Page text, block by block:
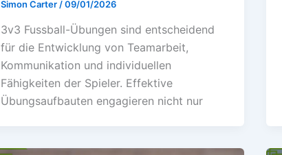
Simon Carter /09/01/2026
3v3 Fussball-Übungen sind entscheidend
für die Entwicklung von Teamarbeit,
Kommunikation und individuellen
Fähigkeiten der Spieler. Effektive
Übungsaufbauten engagieren nicht nur